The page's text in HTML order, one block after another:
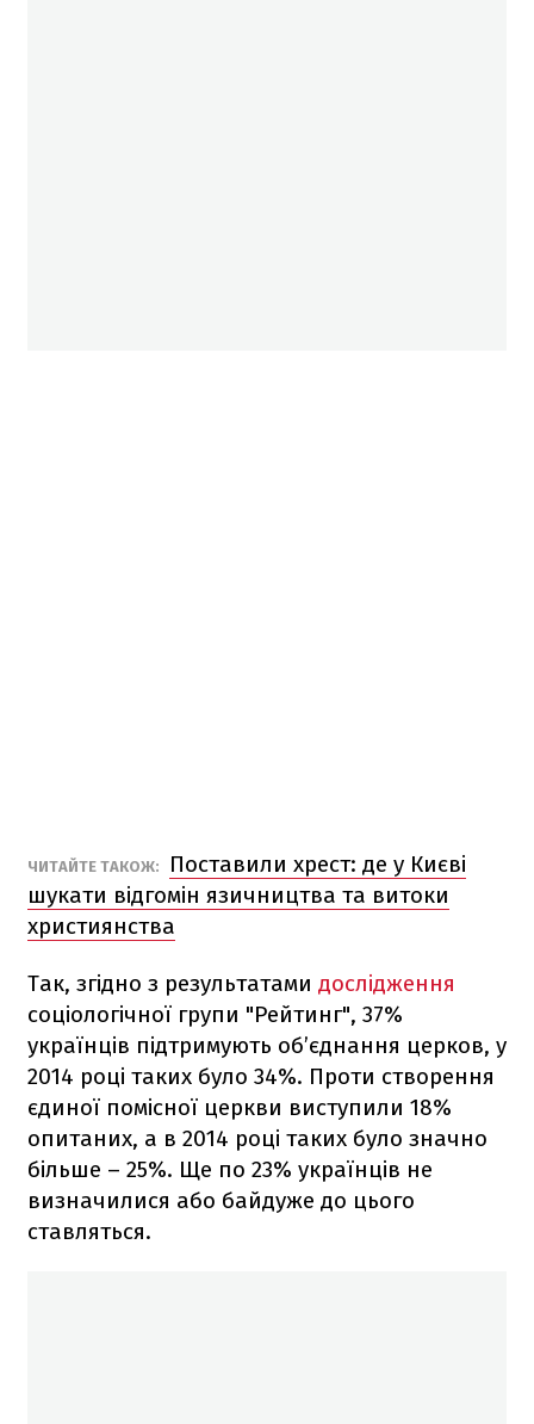
ЧИТАЙТЕ ТАКОЖ:
Поставили хрест: де у Києві
шукати відгомін язичництва та витоки
християнства
Так, згідно з результатами дослідження
соціологічної групи "Рейтинг", 37%
українців підтримують об’єднання церков, у
2014 році таких було 34%. Проти створення
єдиної помісної церкви виступили 18%
опитаних, а в 2014 році таких було значно
більше – 25%. Ще по 23% українців не
визначилися або байдуже до цього
ставляться.